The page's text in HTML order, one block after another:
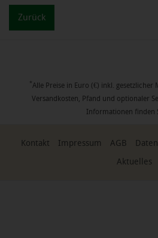
Zurück
* Alle Preise in Euro (€) inkl. gesetzlicher
Versandkosten, Pfand und optionaler
Informationen finden
Kontakt Impressum AGB
Aktuelles